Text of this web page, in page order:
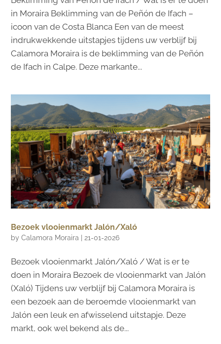
in Moraira Beklimming van de Peñón de Ifach –
icoon van de Costa Blanca Een van de meest
indrukwekkende uitstapjes tijdens uw verblijf bij
Calamora Moraira is de beklimming van de Peñón
de Ifach in Calpe. Deze markante...
Bezoek vlooienmarkt Jalón/Xaló
byCalamora Moraira | 21-01-2026
Bezoek vlooienmarkt Jalón/Xaló / Wat is er te
doen in Moraira Bezoek de vlooienmarkt van Jalón
(Xaló) Tijdens uw verblijf bij Calamora Moraira is
een bezoek aan de beroemde vlooienmarkt van
Jalón een leuk en afwisselend uitstapje. Deze
markt, ook wel bekend als de...